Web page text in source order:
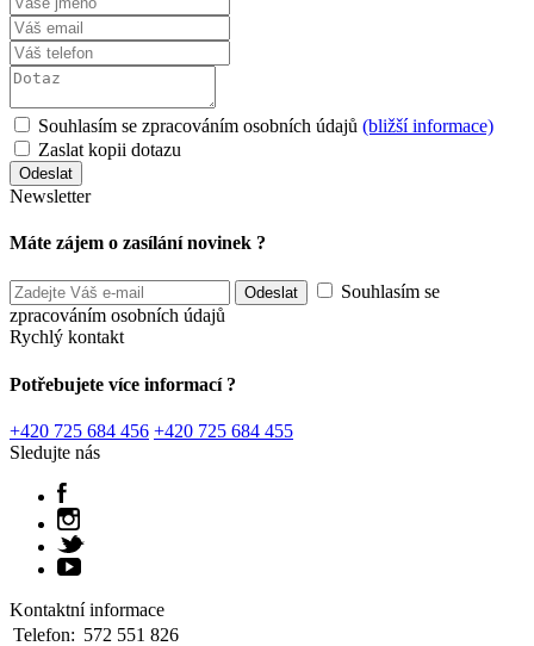
Souhlasím se zpracováním osobních údajů (bližší informace)
Zaslat kopii dotazu
Newsletter
Máte zájem o zasílání novinek ?
Souhlasím se
zpracováním osobních údajů
Rychlý kontakt
Potřebujete více informací ?
+420 725 684 456 +420 725 684 455
Sledujte nás
Kontaktní informace
Telefon: 572 551 826